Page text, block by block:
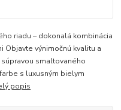
riadu – dokonalá kombinácia
Objavte výnimočnú kvalitu a
smaltovaného
s luxusným bielym
popis